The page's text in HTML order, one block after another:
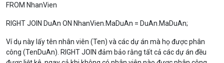
FROM NhanVien
RIGHT JOIN DuAn ON NhanVien.MaDuAn = DuAn.MaDuAn;
Ví dụ này lấy tên nhân viên (Ten) và các dự án mà họ được phân
công (TenDuAn). RIGHT JOIN đảm bảo rằng tất cả các dự án đều